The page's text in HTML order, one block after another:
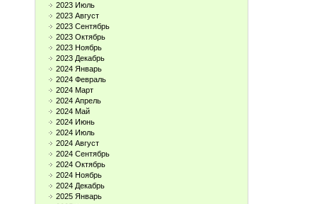
2023 Июль
2023 Август
2023 Сентябрь
2023 Октябрь
2023 Ноябрь
2023 Декабрь
2024 Январь
2024 Февраль
2024 Март
2024 Апрель
2024 Май
2024 Июнь
2024 Июль
2024 Август
2024 Сентябрь
2024 Октябрь
2024 Ноябрь
2024 Декабрь
2025 Январь